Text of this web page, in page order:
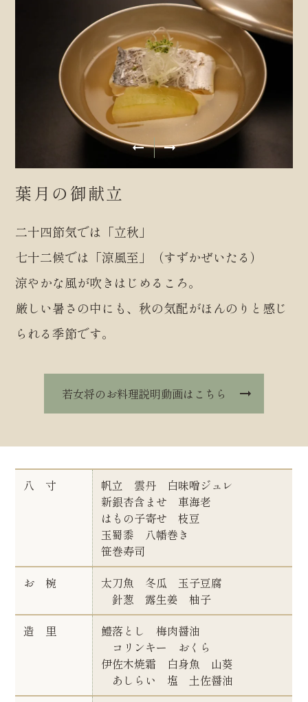
葉月の御献立
二十四節気では「立秋」
七十二候では「涼風至」（すずかぜいたる）
涼やかな風が吹きはじめるころ。
厳しい暑さの中にも、秋の気配がほんのりと感じ
られる季節です。
若女将のお料理説明動画はこちら
八 寸
帆立 雲丹 白味噌ジュレ
新銀杏含ませ 車海老
はもの子寄せ 枝豆
玉蜀黍 八幡巻き
笹巻寿司
お 椀
太刀魚 冬瓜 玉子豆腐
針葱 露生姜 柚子
造 里
鱧落とし 梅肉醤油
コリンキー おくら
伊佐木焼霜 白身魚 山葵
あしらい 塩 土佐醤油